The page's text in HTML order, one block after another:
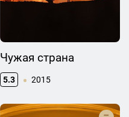
Чужая страна
5.3 2015